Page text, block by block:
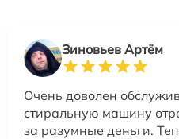
Зиновьев Артём
Очень доволен
стиральную машину
за разумные деньги.